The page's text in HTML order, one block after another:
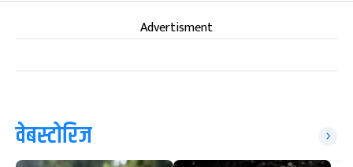
Advertisment
वेबस्टोरिज